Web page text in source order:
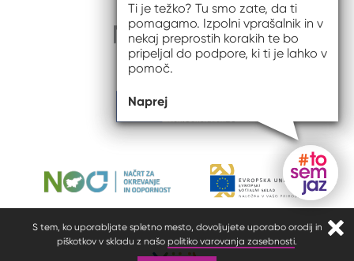
S tem, ko uporabljate spletno mesto, dovoljujete uporabo orodij in
piškotkov v skladu z našo politiko varovanja zasebnosti.
Gumb
Ti je težko? Tu smo zate, da ti
pomagamo. Izpolni vprašalnik in v
nekaj preprostih korakih te bo
pripeljal do podpore, ki ti je lahko v
pomoč.
Naprej